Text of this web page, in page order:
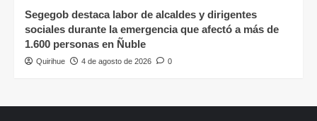
Segegob destaca labor de alcaldes y dirigentes
sociales durante la emergencia que afectó a más de
1.600 personas en Ñuble
Quirihue 4 de agosto de 2026 0